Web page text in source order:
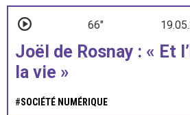
66"
Joël de Rosnay : « Et
la vie »
#SOCIÉTÉ NUMÉRIQUE